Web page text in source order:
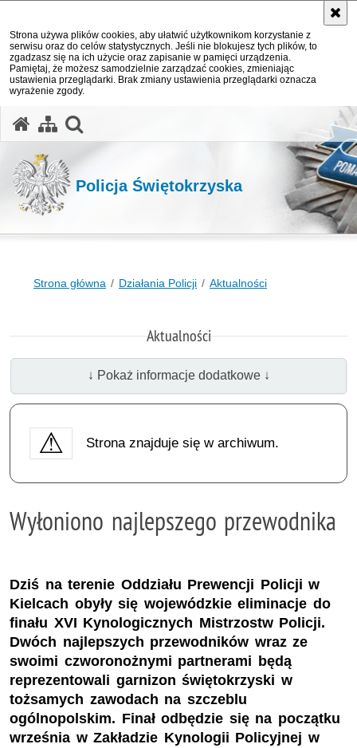
Strona używa plików cookies, aby ułatwić użytkownikom korzystanie z
serwisu oraz do celów statystycznych. Jeśli nie blokujesz tych plików, to
zgadzasz się na ich użycie oraz zapisanie w pamięci urządzenia.
Pamiętaj, że możesz samodzielnie zarządzać cookies, zmieniając
ustawienia przeglądarki. Brak zmiany ustawienia przeglądarki oznacza
wyrażenie zgody.
Policja Świętokrzyska
Strona główna Działania Policji Aktualności
Aktualności
↓ Pokaż informacje dodatkowe ↓
Strona znajduje się w archiwum.
Wyłoniono najlepszego przewodnika
Dziś na terenie Oddziału Prewencji Policji w
Kielcach obyły się wojewódzkie eliminacje do
finału XVI Kynologicznych Mistrzostw Policji.
Dwóch najlepszych przewodników wraz ze
swoimi czworonożnymi partnerami będą
reprezentowali garnizon świętokrzyski w
tożsamych zawodach na szczeblu
ogólnopolskim. Finał odbędzie się na początku
września w Zakładzie Kynologii Policyjnej w